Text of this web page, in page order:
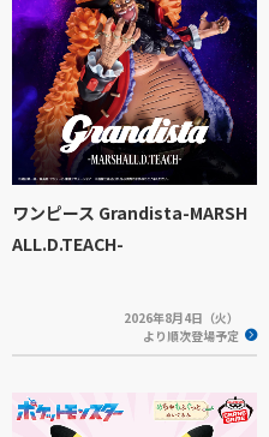
ワンピース Grandista-MARSH
ALL.D.TEACH-
2026年8月4日（火）
より順次登場予定